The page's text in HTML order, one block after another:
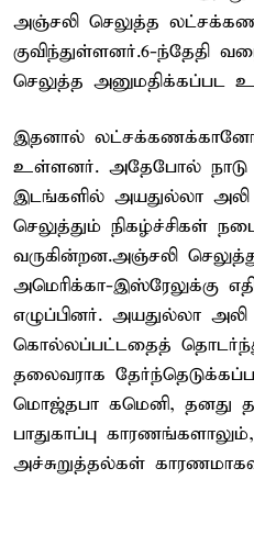
அஞ்சலி செலுத்த
குவிந்துள்ளனர்.6-ந்தேதி
செலுத்த அனுமதிக்கப்பட
இதனால்
உள்ளனர். அதேபோல் நாடு
இடங்களில் அயதுல்லா அலி
செலுத்தும் நிகழ்ச்சிகள்
வருகின்றன.அஞ்சலி
அமெரிக்கா-இஸ்ரேலுக்கு
எழுப்பினர். அயதுல்லா
கொல்லப்பட்டதைத்
தலைவராக
மொஜ்தபா கமெனி, தனது
பாதுகாப்பு
அச்சுறுத்தல்கள்